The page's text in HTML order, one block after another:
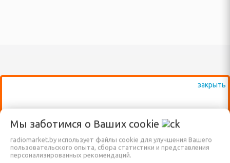
ВАЖНО: КРОМЕ ВЫСТАВЛЕННЫХ НА
ПРОДАЖЕ ЕЩЁ МНОГО ДРУГИХ
и
вентиляторы
Каталог
РЕКОМЕНДУЕМ!
Статьи
Договор публичной
Мы заботимся о Ваших cookie
radiomarket.by использует файлы cookie для улучшения Вашего
пользовательского опыта, сбора статистики и представления
персонализированных рекомендаций.